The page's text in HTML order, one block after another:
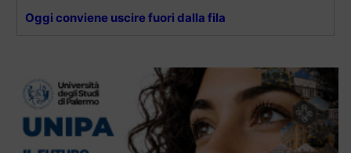
Oggi conviene uscire fuori dalla fila